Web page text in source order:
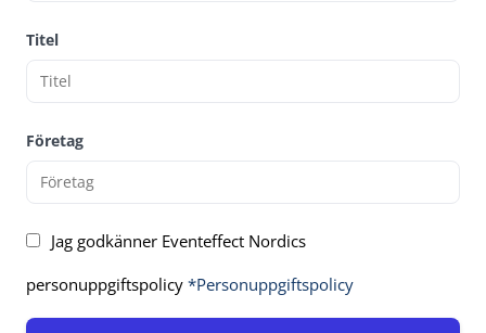
Titel
Företag
Jag godkänner Eventeffect Nordics
personuppgiftspolicy *Personuppgiftspolicy